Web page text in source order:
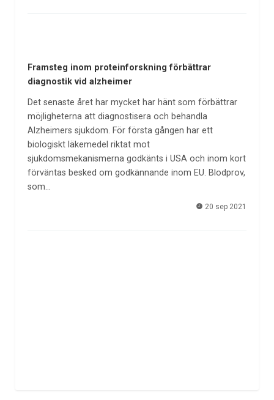
Framsteg inom proteinforskning förbättrar
diagnostik vid alzheimer
Det senaste året har mycket har hänt som förbättrar
möjligheterna att diagnostisera och behandla
Alzheimers sjukdom. För första gången har ett
biologiskt läkemedel riktat mot
sjukdomsmekanismerna godkänts i USA och inom kort
förväntas besked om godkännande inom EU. Blodprov,
som…
20 sep 2021